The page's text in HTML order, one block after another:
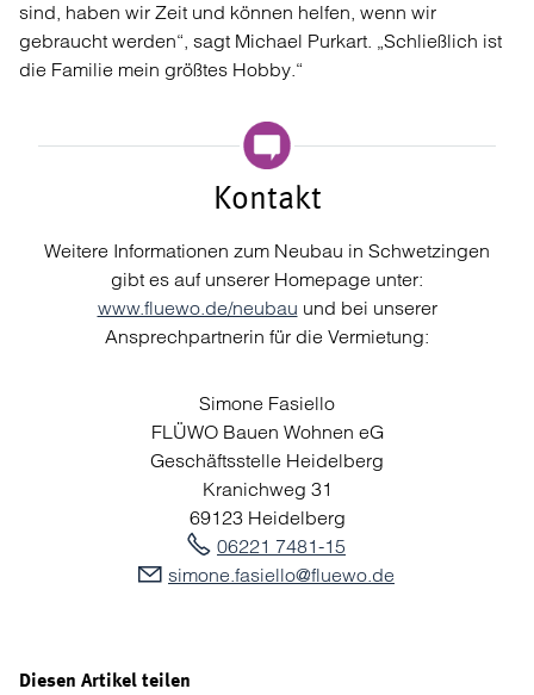
sind, haben wir Zeit und können helfen, wenn wir
gebraucht werden“, sagt Michael Purkart. „Schließlich ist
die Familie mein größtes Hobby.“
Kontakt
Weitere Informationen zum Neubau in Schwetzingen
gibt es auf unserer Homepage unter:
www.fluewo.de/neubau und bei unserer
Ansprechpartnerin für die Vermietung:
Simone Fasiello
FLÜWO Bauen Wohnen eG
Geschäftsstelle Heidelberg
Kranichweg 31
69123 Heidelberg
06221 7481-15
s m n f s ll fl w d
Diesen Artikel teilen